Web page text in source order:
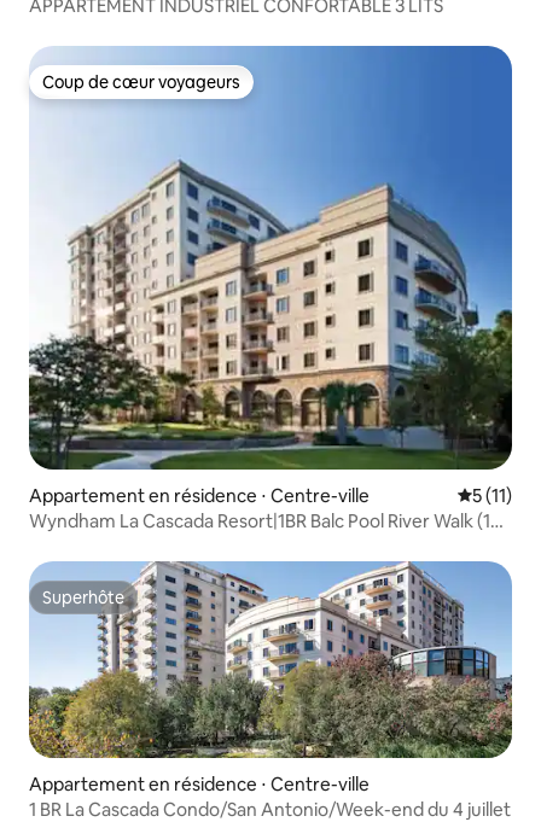
APPARTEMENT INDUSTRIEL CONFORTABLE 3 LITS
Coup de cœur voyageurs
Coup de cœur voyageurs
Appartement en résidence ⋅ Centre-ville
5 (11)
Wyndham La Cascada Resort|1BR Balc Pool River Walk (1
Superhôte
Superhôte
Appartement en résidence ⋅ Centre-ville
1 BR La Cascada Condo/San Antonio/Week-end du 4 juillet